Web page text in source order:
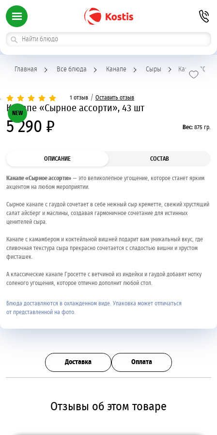
Главная Все блюда Канапе Сыры Канапе
1 отзыв / Оставить отзыв
NEW
Канапе «Сырное ассорти», 43 шт
5 290 ₽ Вес: 875 гр.
ОПИСАНИЕ СОСТАВ
Канапе «Сырное ассорти» — это великолепное угощение, которое станет ярким
акцентом на любом мероприятии.
Сырное канапе с гаудой сочетает в себе нежный сыр креметте, свежий хрустящий
салат айсберг и маслины, создавая гармоничное сочетание для истинных
ценителей сыра.
Канапе с камамбером и коктейльной вишней подарит вам уникальный вкус, где
сливочная текстура сыра прекрасно сочетается с сладостью вишни и хрустом
фисташек.
А классические канапе Гросетте с ветчиной из индейки и гаудой добавят нотку
соленого угощения, которое отлично дополнит любой стол.
Блюда доставляются в охлажденном виде. Упаковка может отличаться
от представленной на фото.
Доставка Оплата
Отзывы об этом товаре